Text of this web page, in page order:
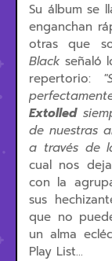
Su álbum se
enganchan
otras que
Black señaló
repertorio:
Extolled
de nuestras
a través de
cual nos
con la
sus
que no
un alma
Play List...